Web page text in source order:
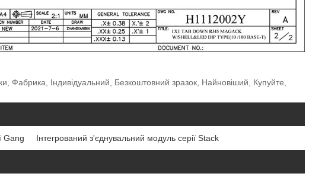
Фабрика, Індивідуальний, Безкоштовний зразок, Найновіший, Купуйте,
Gang Інтегрований з'єднувальний модуль серії Stack